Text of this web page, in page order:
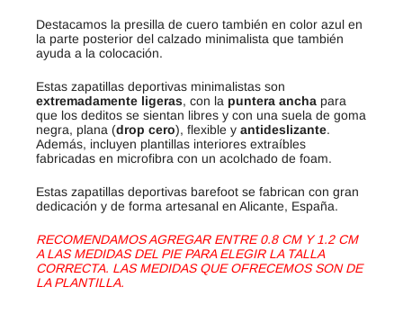
Destacamos la presilla de cuero también en color azul en
la parte posterior del calzado minimalista que también
ayuda a la colocación.
Estas zapatillas deportivas minimalistas son
extremadamente ligeras, con la puntera ancha para
que los deditos se sientan libres y con una suela de goma
negra, plana (drop cero), flexible y antideslizante.
Además, incluyen plantillas interiores extraíbles
fabricadas en microfibra con un acolchado de foam.
Estas zapatillas deportivas barefoot se fabrican con gran
dedicación y de forma artesanal en Alicante, España.
RECOMENDAMOS AGREGAR ENTRE 0.8 CM Y 1.2 CM
A LAS MEDIDAS DEL PIE PARA ELEGIR LA TALLA
CORRECTA. LAS MEDIDAS QUE OFRECEMOS SON DE
LA PLANTILLA.